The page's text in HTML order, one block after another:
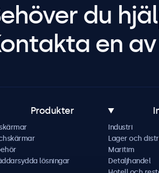
du
en
Produkter
lösningar
Industri
Lager och
Maritim
Detaljhandel